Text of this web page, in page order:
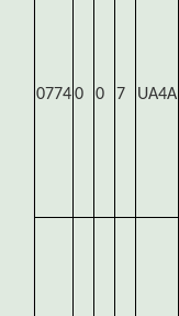
07740 0 7 UA4A